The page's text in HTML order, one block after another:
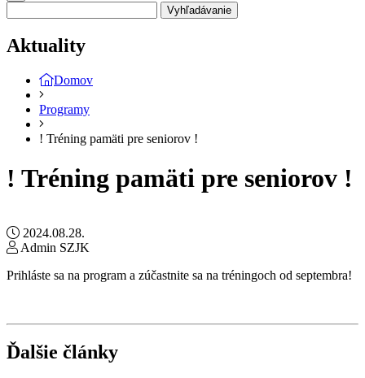
Vyhľadávanie
Aktuality
Domov
Programy
! Tréning pamäti pre seniorov !
! Tréning pamäti pre seniorov !
2024.08.28.
Admin SZJK
Prihláste sa na program a zúčastnite sa na tréningoch od septembra!
Ďalšie články